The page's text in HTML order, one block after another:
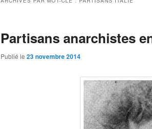
Partisans anarchistes
Publié le 23 novembre 2014